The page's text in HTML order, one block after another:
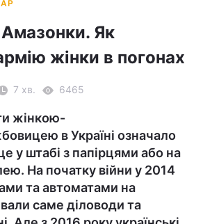
Амазонки. Як
жінки в погонах
7 хв. 6465
жінкою-
в Україні означало
у штабі з папірцями або на
На початку війни у 2014
та автоматами на
саме діловоди та